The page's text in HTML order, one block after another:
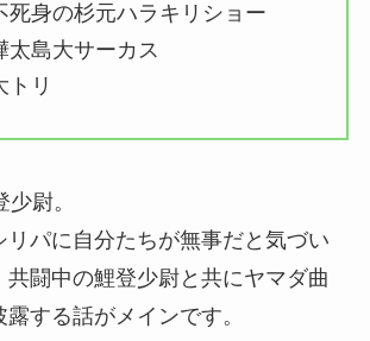
死身の杉元ハラキリショー
太島大サーカス
トリ
尉。
リパに自分たちが無事だと気づい
共闘中の鯉登少尉と共にヤマダ曲
する話がメインです。